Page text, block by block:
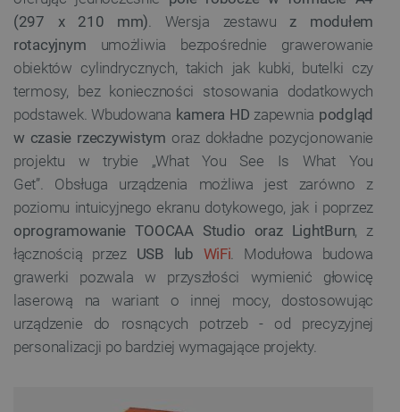
(297 x 210 mm). Wersja zestawuz modułem
rotacyjnym umożliwia bezpośrednie grawerowanie
obiektów cylindrycznych, takich jak kubki, butelki czy
termosy, bez konieczności stosowania dodatkowych
podstawek. Wbudowana kamera HD zapewnia podgląd
w czasie rzeczywistym oraz dokładne pozycjonowanie
projektu w trybie „What You See Is What You
Get”. Obsługa urządzenia możliwa jest zarówno z
poziomu intuicyjnego ekranu dotykowego, jak i poprzez
oprogramowanie TOOCAA Studio oraz LightBurn, z
łącznością przez USB lub WiFi. Modułowa budowa
grawerki pozwala w przyszłości wymienić głowicę
laserową na wariant o innej mocy, dostosowując
urządzenie do rosnących potrzeb - od precyzyjnej
personalizacji po bardziej wymagające projekty.